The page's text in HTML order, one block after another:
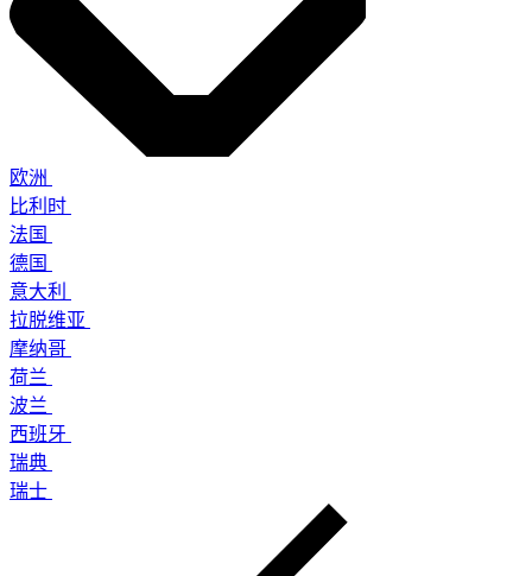
欧洲
比利时
法国
德国
意大利
拉脱维亚
摩纳哥
荷兰
波兰
西班牙
瑞典
瑞士